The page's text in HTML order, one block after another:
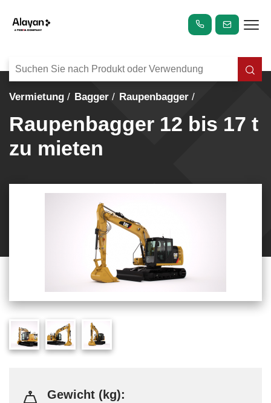
Vermietung Bagger Raupenbagger
Raupenbagger 12 bis 17 t
zu mieten
Gewicht (kg):